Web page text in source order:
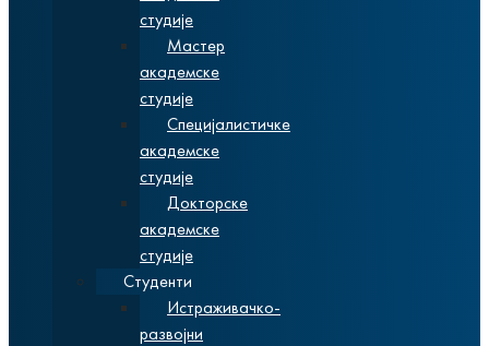
студије
Мастер
академске
студије
Специјалистичке
академске
студије
Докторске
академске
студије
Студенти
Истраживачко-
развојни